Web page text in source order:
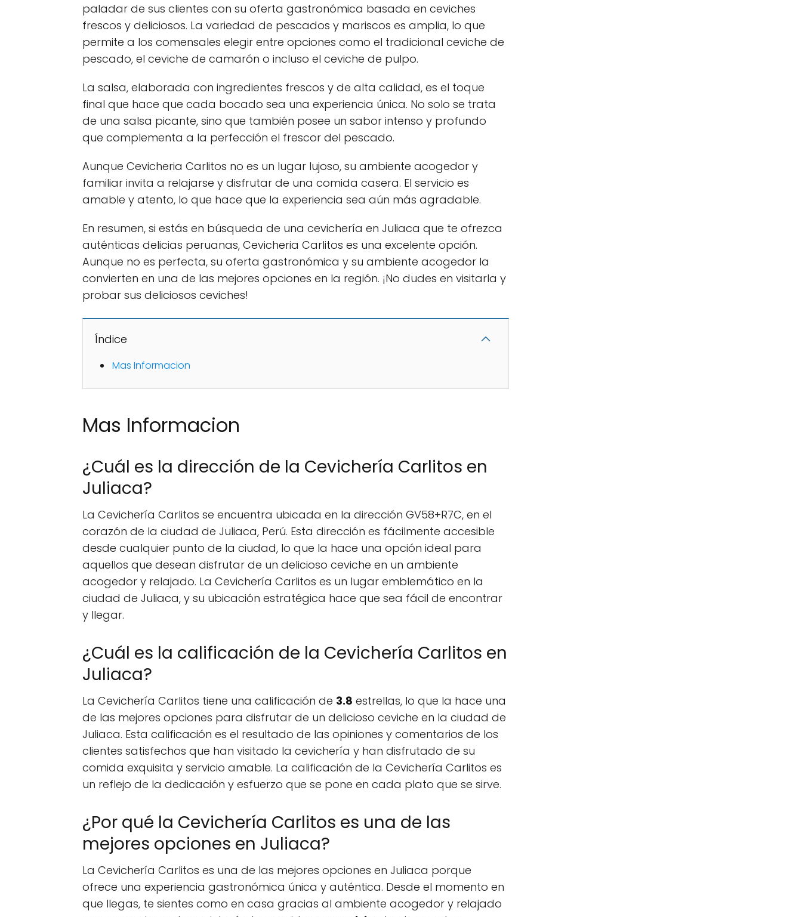
paladar de sus clientes con su oferta gastronómica basada en ceviches
frescos y deliciosos. La variedad de pescados y mariscos es amplia, lo que
permite a los comensales elegir entre opciones como el tradicional ceviche de
pescado, el ceviche de camarón o incluso el ceviche de pulpo.
La salsa, elaborada con ingredientes frescos y de alta calidad, es el toque
final que hace que cada bocado sea una experiencia única. No solo se trata
de una salsa picante, sino que también posee un sabor intenso y profundo
que complementa a la perfección el frescor del pescado.
Aunque Cevicheria Carlitos no es un lugar lujoso, su ambiente acogedor y
familiar invita a relajarse y disfrutar de una comida casera. El servicio es
amable y atento, lo que hace que la experiencia sea aún más agradable.
En resumen, si estás en búsqueda de una cevichería en Juliaca que te ofrezca
auténticas delicias peruanas, Cevicheria Carlitos es una excelente opción.
Aunque no es perfecta, su oferta gastronómica y su ambiente acogedor la
convierten en una de las mejores opciones en la región. ¡No dudes en visitarla y
probar sus deliciosos ceviches!
Índice
Mas Informacion
Mas Informacion
¿Cuál es la dirección de la Cevichería Carlitos en
Juliaca?
La Cevichería Carlitos se encuentra ubicada en la dirección GV58+R7C, en el
corazón de la ciudad de Juliaca, Perú. Esta dirección es fácilmente accesible
desde cualquier punto de la ciudad, lo que la hace una opción ideal para
aquellos que desean disfrutar de un delicioso ceviche en un ambiente
acogedor y relajado. La Cevichería Carlitos es un lugar emblemático en la
ciudad de Juliaca, y su ubicación estratégica hace que sea fácil de encontrar
y llegar.
¿Cuál es la calificación de la Cevichería Carlitos en
Juliaca?
La Cevichería Carlitos tiene una calificación de 3.8 estrellas, lo que la hace una
de las mejores opciones para disfrutar de un delicioso ceviche en la ciudad de
Juliaca. Esta calificación es el resultado de las opiniones y comentarios de los
clientes satisfechos que han visitado la cevichería y han disfrutado de su
comida exquisita y servicio amable. La calificación de la Cevichería Carlitos es
un reflejo de la dedicación y esfuerzo que se pone en cada plato que se sirve.
¿Por qué la Cevichería Carlitos es una de las
mejores opciones en Juliaca?
La Cevichería Carlitos es una de las mejores opciones en Juliaca porque
ofrece una experiencia gastronómica única y auténtica. Desde el momento en
que llegas, te sientes como en casa gracias al ambiente acogedor y relajado